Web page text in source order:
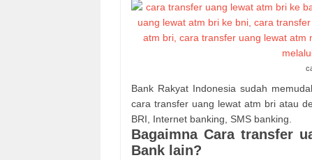
Bank Rakyat Indonesia sudah
cara transfer uang lewat atm bri atau
BRI, Internet banking, SMS banking.
Bagaimna Cara transfer
Bank lain?